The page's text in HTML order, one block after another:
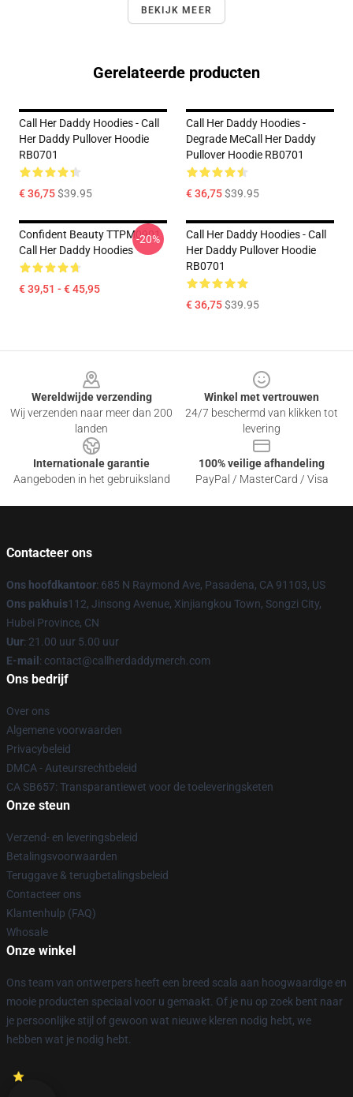
BEKIJK MEER
Gerelateerde producten
Call Her Daddy Hoodies - Call
Her Daddy Pullover Hoodie
RB0701
€ 36,75$39.95
Call Her Daddy Hoodies -
Degrade MeCall Her Daddy
Pullover Hoodie RB0701
€ 36,75$39.95
Confident Beauty TTPM0901
Call Her Daddy Hoodies
€ 39,51 - € 45,95
-20%
Call Her Daddy Hoodies - Call
Her Daddy Pullover Hoodie
RB0701
€ 36,75$39.95
Wereldwijde verzending
Wij verzenden naar meer dan 200
landen
Winkel met vertrouwen
24/7 beschermd van klikken tot
levering
Internationale garantie
Aangeboden in het gebruiksland
100% veilige afhandeling
PayPal / MasterCard / Visa
Contacteer ons
Ons hoofdkantoor: 685 N Raymond Ave, Pasadena, CA 91103, US
Ons pakhuis112, Jinsong Avenue, Xinjiangkou Town, Songzi City,
Hubei Province, CN
Uur: 21.00 uur 5.00 uur
E-mail : contact@callherdaddymerch.com
Ons bedrijf
Over ons
Algemene voorwaarden
Privacybeleid
DMCA - Auteursrechtbeleid
CA SB657: Transparantiewet voor de toeleveringsketen
Onze steun
Verzend- en leveringsbeleid
Betalingsvoorwaarden
Teruggave & terugbetalingsbeleid
Contacteer ons
Klantenhulp (FAQ)
Whosale
Onze winkel
Ons team van ontwerpers heeft een breed scala aan hoogwaardige en
mooie producten speciaal voor u gemaakt. Of je nu op zoek bent naar
je persoonlijke stijl of gewoon wat nieuwe kleren nodig hebt, we
hebben wat je nodig hebt.